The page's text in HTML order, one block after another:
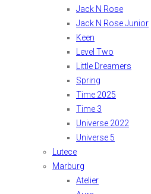
Jack N Rose
Jack N Rose Junior
Keen
Level Two
Little Dreamers
Spring
Time 2025
Time 3
Universe 2022
Universe 5
Lutece
Marburg
Atelier